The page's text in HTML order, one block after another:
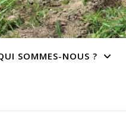
SOMMES-NOUS ?